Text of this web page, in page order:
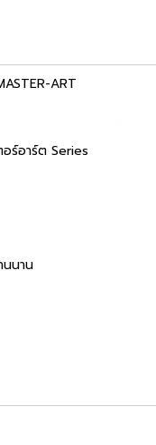
ART
ร์อาร์ต Series
นนาน